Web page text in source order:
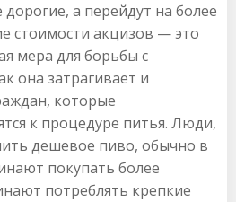
а перейдут на более
стоимости акцизов — это
мера для борьбы с
она затрагивает и
которые
к процедуре питья. Люди,
дешевое пиво, обычно в
покупать более
потреблять крепкие